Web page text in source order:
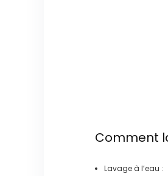
Comment
Lavage à l’eau :